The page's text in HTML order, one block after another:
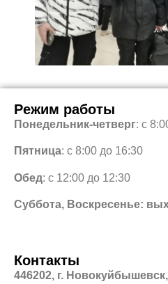
Режим работы
Понедельник-четверг: с
Пятница: с 8:00 до 16:30
Обед: с 12:00 до 12:30
Суббота, Воскресенье:
Контакты
446202, г.